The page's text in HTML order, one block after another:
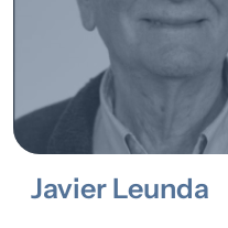
Javier Leunda